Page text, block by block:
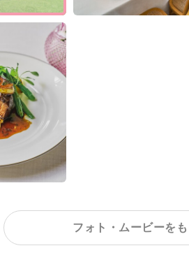
フォト・ムービーを